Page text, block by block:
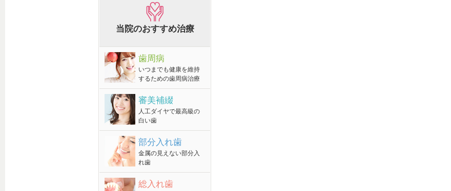
当院のおすすめ治療
歯周病
いつまでも健康を維持
するための歯周病治療
審美補綴
人工ダイヤで最高級の
白い歯
部分入れ歯
金属の見えない部分入
れ歯
総入れ歯